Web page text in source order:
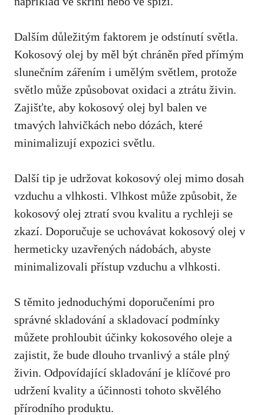
Dalším důležitým faktorem je odstínutí světla.
Kokosový olej by měl být chráněn před přímým ​
slunečním zářením i umělým světlem, protože
⁣světlo může způsobovat oxidaci a ztrátu⁢ živin.
Zajišťte, aby kokosový olej byl balen ‌ve
tmavých lahvičkách nebo dózách, které
minimalizují expozici světlu.
Další tip je udržovat kokosový⁣ olej mimo dosah
vzduchu a vlhkosti. Vlhkost může způsobit, že
‍kokosový olej ztratí svou kvalitu a rychleji se
zkazí. Doporučuje se uchovávat kokosový olej v
⁢hermeticky uzavřených​ nádobách, abyste
minimalizovali ⁣přístup vzduchu a ​vlhkosti.
S těmito jednoduchými‍ doporučeními pro
správné skladování a skladovací ‍podmínky
můžete‌ prohloubit účinky kokosového ⁢oleje a
zajistit, že bude dlouho trvanlivý a‌ stále plný
živin. Odpovídající skladování je klíčové pro
udržení kvality a účinnosti tohoto ‌skvělého
přírodního produktu.